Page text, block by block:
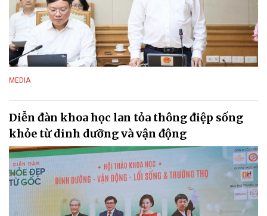
MEDIA
Diễn đàn khoa học lan tỏa thông điệp sống
khỏe từ dinh dưỡng và vận động